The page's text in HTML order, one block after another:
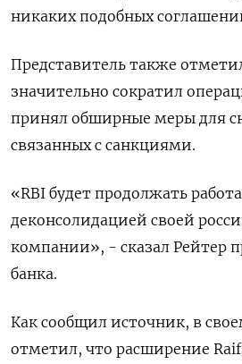
никаких подобных
Представитель также
значительно сократил
принял обширные меры для
связанных с санкциями.
«RBI будет продолжать
деконсолидацией своей
компании», - сказал Рейтер
банка.
Как сообщил источник, в
отметил, что расширение